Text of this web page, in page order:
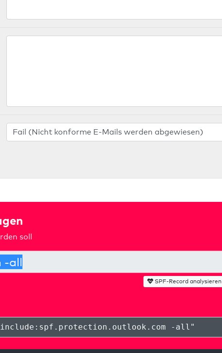
soll
SPF-Record analysieren
include:spf.protection.outlook.com -all "